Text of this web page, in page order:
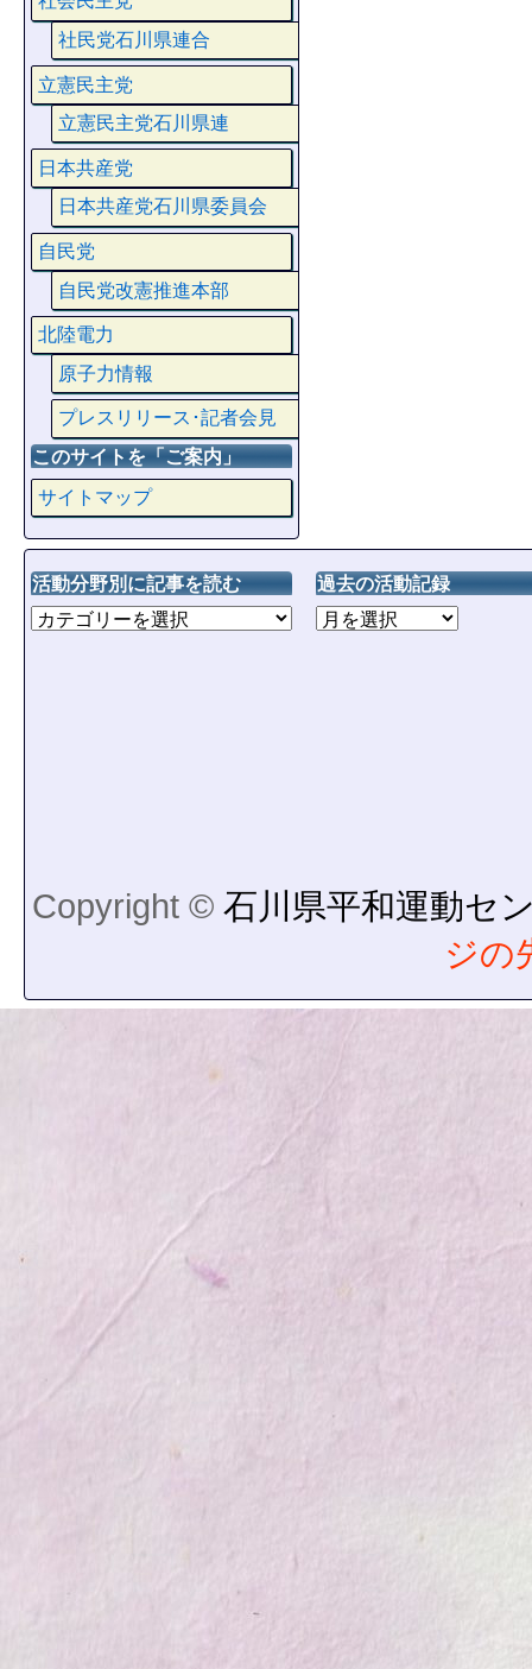
社民党石川県連合
立憲民主党
立憲民主党石川県連
日本共産党
日本共産党石川県委員会
自民党
自民党改憲推進本部
北陸電力
原子力情報
プレスリリース･記者会見
このサイトを「ご案内」
サイトマップ
活動分野別に記事を読む 過去の活動記録
Copyright © 石川県平和運動セ
ジの